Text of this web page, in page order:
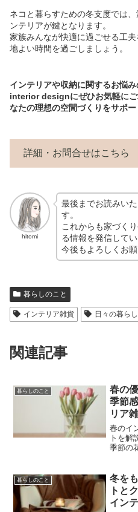
ネコと暮らすための冬支度では
ンテリアが鍵となります。
家族みんなが快適に過ごせる工
地よい時間を過ごしましょう。
インテリアや収納に関するお悩
interior designにぜひお気軽に
なたの理想の空間づくりをサポー
詳細・お問合せはこちら
hitomi
最後までお読みい
す。
これからも家づく
る情報を発信してい
今後もよろしくお願
暮らしのこと
インテリア雑貨 日々の暮らし
関連記事
暮らしのこと
春の
季節
リア
春のイ
トを解
季節の
術をご
暮らしのこと
冬を
トと
イン